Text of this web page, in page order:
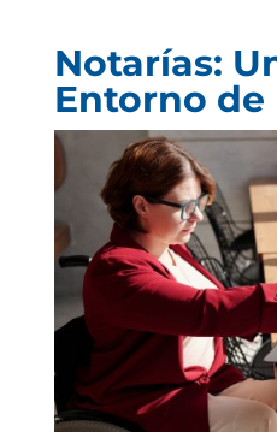
Notarías:
Entorno